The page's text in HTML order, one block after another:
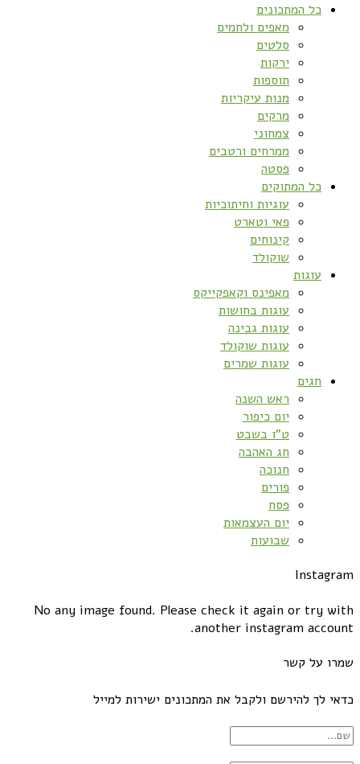
כל המתכונים
מאפים ולחמים
סלטים
ירקות
תוספות
מנות עיקריות
מרקים
צמחוני
ממרחים ורטבים
פסטה
כל המתוקים
עוגיות וחיתוכיות
פאי וטארט
קינוחים
שוקולד
עוגות
מאפינס וקאפקייקס
עוגות בחושות
עוגות גבינה
עוגות שוקולד
עוגות שמרים
חגים
ראש השנה
יום כיפור
ט”ו בשבט
חג האהבה
חנוכה
פורים
פסח
יום העצמאות
שבועות
Instagram
No any image found. Please check it again or try with
another instagram account.
שמרו על קשר
כדאי לך להירשם ולקבל את המתכונים ישירות למייל